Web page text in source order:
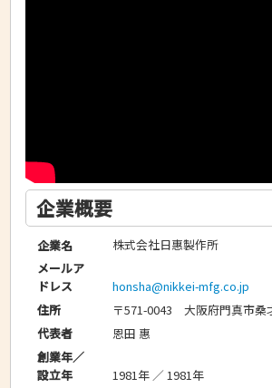
企業概要
企業名
株式会社日惠製作所
メールア
ドレス
honsha@nikkei-mfg.co.jp
住所
〒571-0043 大阪府門真市桑
代表者
恩田 惠
創業年／
設立年
1981年 ／ 1981年